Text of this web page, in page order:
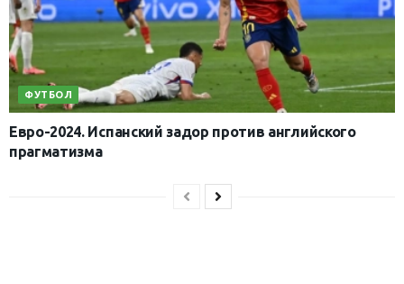
ФУТБОЛ
Евро-2024. Испанский задор против английского
прагматизма